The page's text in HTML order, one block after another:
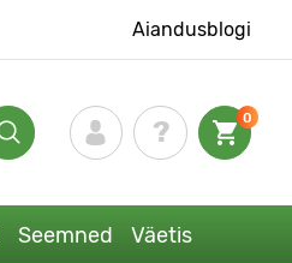
Aiandusblogi
0
Seemned Väetis